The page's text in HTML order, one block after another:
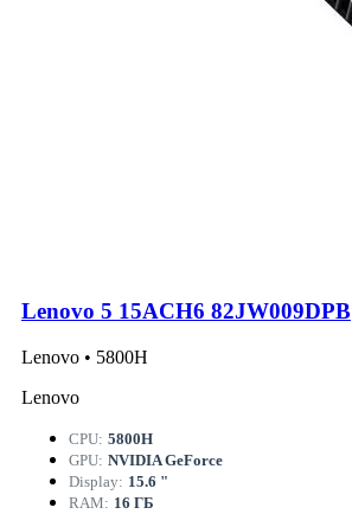
Lenovo 5 15ACH6 82JW009DPB
Lenovo • 5800H
Lenovo
CPU: 5800H
GPU: NVIDIA GeForce
Display: 15.6 "
RAM: 16 ГБ